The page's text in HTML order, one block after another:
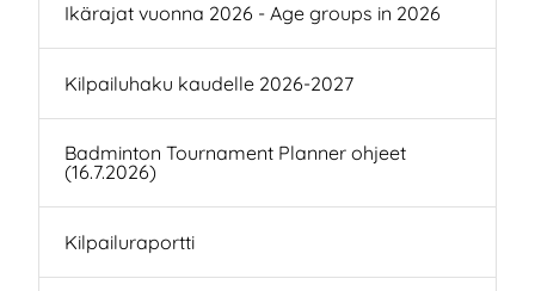
Ikärajat vuonna 2026 - Age groups in 2026
Kilpailuhaku kaudelle 2026-2027
Badminton Tournament Planner ohjeet
(16.7.2026)
Kilpailuraportti